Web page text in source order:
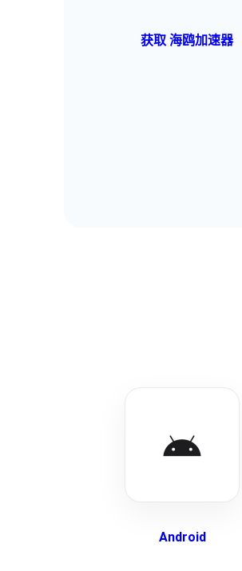
获取 海鸥加速器
Android